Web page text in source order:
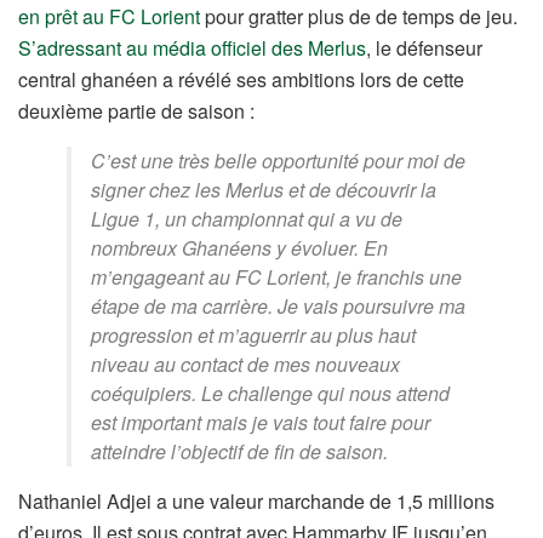
en prêt au FC Lorientpour gratter plus de de temps de jeu.
S’adressant au média officiel des Merlus, le défenseur
central ghanéen a révélé ses ambitions lors de cette
deuxième partie de saison :
C’est une très belle opportunité pour moi de
signer chez les Merlus et de découvrir la
Ligue 1, un championnat qui a vu de
nombreux Ghanéens y évoluer. En
m’engageant au FC Lorient, je franchis une
étape de ma carrière. Je vais poursuivre ma
progression et m’aguerrir au plus haut
niveau au contact de mes nouveaux
coéquipiers. Le challenge qui nous attend
est important mais je vais tout faire pour
atteindre l’objectif de fin de saison.
Nathaniel Adjei a une valeur marchande de 1,5 millions
d’euros. Il est sous contrat avec Hammarby IF jusqu’en